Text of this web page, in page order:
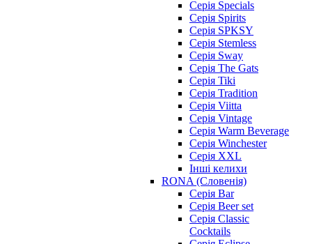
Серія Specials
Серія Spirits
Серія SPKSY
Серія Stemless
Серія Sway
Серія The Gats
Серія Tiki
Серія Tradition
Серія Viitta
Серія Vintage
Серія Warm Beverage
Серія Winchester
Серія XXL
Інші келихи
RONA (Словенія)
Серія Bar
Серія Beer set
Серія Classic
Cocktails